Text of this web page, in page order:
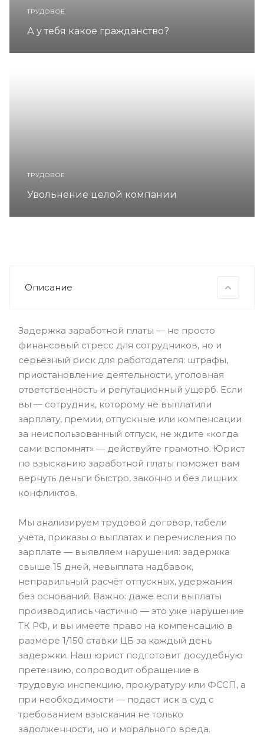
ТРУДОВОЕ
А у тебя какое гражданство?
ТРУДОВОЕ
Увольнение целой компании
Описание
Задержка заработной платы — не просто
финансовый стресс для сотрудников, но и
серьёзный риск для работодателя: штрафы,
приостановление деятельности, уголовная
ответственность и репутационный ущерб. Если
вы — сотрудник, которому не выплатили
зарплату, премии, отпускные или компенсации
за неиспользованный отпуск, не ждите «когда
сами вспомнят» — действуйте грамотно. Юрист
по взысканию заработной платы поможет вам
вернуть деньги быстро, законно и без лишних
конфликтов.
Мы анализируем трудовой договор, табели
учёта, приказы о выплатах и перечисления по
зарплате — выявляем нарушения: задержка
свыше 15 дней, невыплата надбавок,
неправильный расчёт отпускных, удержания
без оснований. Важно: даже если выплаты
производились частично — это уже нарушение
ТК РФ, и вы имеете право на компенсацию в
размере 1/150 ставки ЦБ за каждый день
задержки. Наш юрист подготовит досудебную
претензию, сопроводит обращение в
трудовую инспекцию, прокуратуру или ФССП, а
при необходимости — подаст иск в суд с
требованием взыскания не только
задолженности, но и морального вреда.